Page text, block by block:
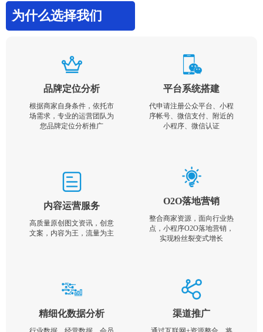
为什么选择我们
品牌定位分析
根据商家自身条件，依托市
场需求，专业的运营团队为
您品牌定位分析推广
平台系统搭建
代申请注册公众平台、小程
序帐号、微信支付、附近的
小程序、微信认证
内容运营服务
高质量原创图文资讯，创意
文案，内容为王，流量为主
O2O落地营销
整合商家资源，面向行业热
点，小程序O2O落地营销，
实现粉丝裂变式增长
精细化数据分析 渠道推广